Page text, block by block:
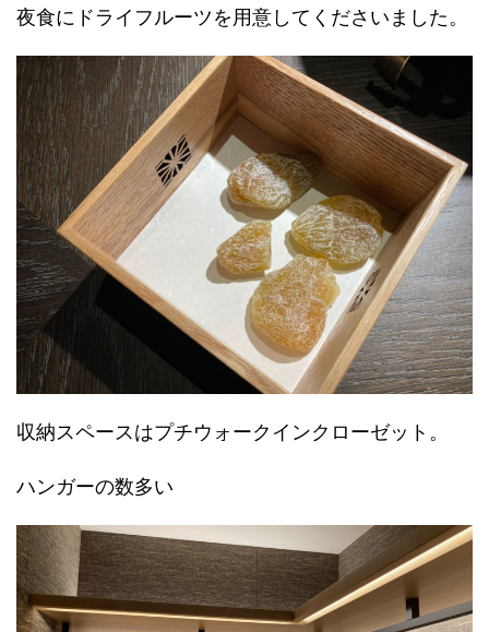
夜食にドライフルーツを用意してくださいました。
収納スペースはプチウォークインクローゼット。
ハンガーの数多い